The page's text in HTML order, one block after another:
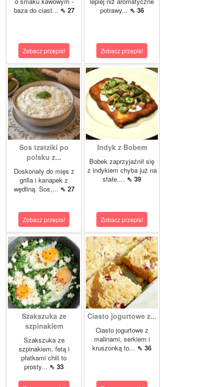
baza do ciast... ⇖ 27
Zobacz przepis!
potrawy... ⇖ 36
Zobacz przepis!
Sos tzatziki po
polsku z...
Doskonały do mięs z
grilla i kanapek z
wędliną. Sos,... ⇖ 27
Zobacz przepis!
Indyk z Bobem
Bobek zaprzyjaźnił się
z indykiem chyba już na
stałe.... ⇖ 39
Zobacz przepis!
Szakszuka ze
szpinakiem
Szakszuka ze
szpinakiem, fetą i
płatkami chili to
prosty... ⇖ 33
Ciasto jogurtowe z...
Ciasto jogurtowe z
malinami, serkiem i
kruszonką to... ⇖ 36